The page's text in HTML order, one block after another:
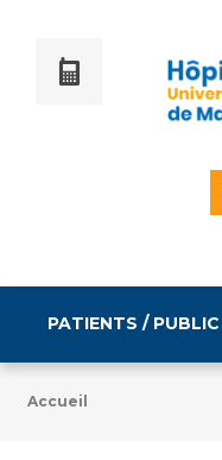
PATIENTS / PUBLIC
Accueil